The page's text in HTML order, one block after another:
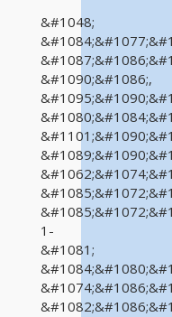
&#1048;
&#1090;&#1086;,
1-
&#1081;